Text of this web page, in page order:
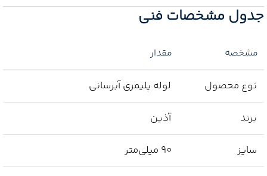
جدول مشخصات فنی
مشخصه مقدار
نوع محصول لوله پلیمری آبرسانی
برند آذین
سایز 90 میلی‌متر